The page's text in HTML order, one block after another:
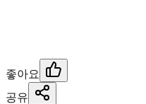
좋아요
공유